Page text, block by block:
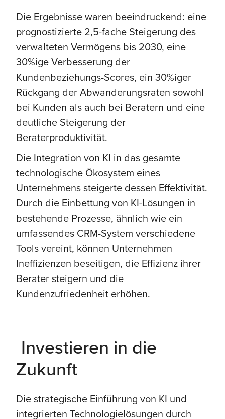
Die Ergebnisse waren beeindruckend: eine
prognostizierte 2,5-fache Steigerung des
verwalteten Vermögens bis 2030, eine
30%ige Verbesserung der
Kundenbeziehungs-Scores, ein 30%iger
Rückgang der Abwanderungsraten sowohl
bei Kunden als auch bei Beratern und eine
deutliche Steigerung der
Beraterproduktivität.
Die Integration von KI in das gesamte
technologische Ökosystem eines
Unternehmens steigerte dessen Effektivität.
Durch die Einbettung von KI-Lösungen in
bestehende Prozesse, ähnlich wie ein
umfassendes CRM-System verschiedene
Tools vereint, können Unternehmen
Ineffizienzen beseitigen, die Effizienz ihrer
Berater steigern und die
Kundenzufriedenheit erhöhen.
Investieren in die
Zukunft
Die strategische Einführung von KI und
integrierten Technologielösungen durch